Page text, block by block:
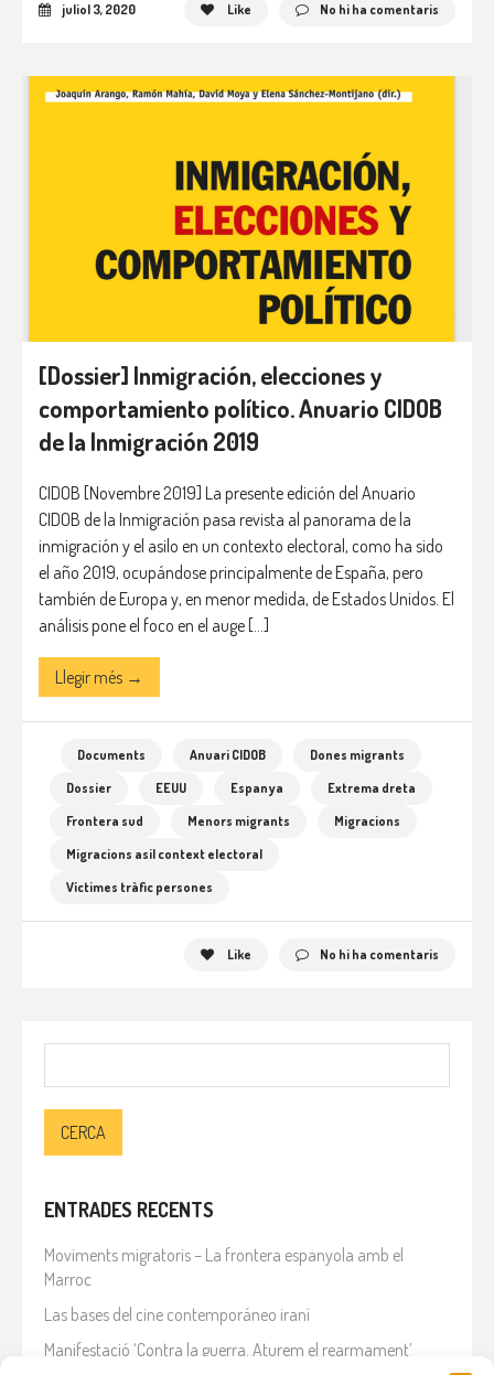
juliol 3, 2020 Like No hi ha comentaris
[Dossier] Inmigración, elecciones y
comportamiento político. Anuario CIDOB
de la Inmigración 2019
CIDOB [Novembre 2019] La presente edición del Anuario
CIDOB de la Inmigración pasa revista al panorama de la
inmigración y el asilo en un contexto electoral, como ha sido
el año 2019, ocupándose principalmente de España, pero
también de Europa y, en menor medida, de Estados Unidos. El
análisis pone el foco en el auge […]
Llegir més →
Documents Anuari CIDOB
Dones migrants
Dossier
EEUU Espanya
Extrema dreta
Frontera sud
Menors migrants
Migracions
Migracions asil context electoral
Víctimes tràfic persones
Like No hi ha comentaris
ENTRADES RECENTS
Moviments migratoris – La frontera espanyola amb el
Marroc
Las bases del cine contemporáneo iraní
Manifestació ‘Contra la guerra. Aturem el rearmament’